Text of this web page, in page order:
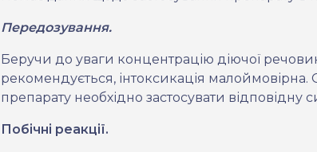
Передозування.
Беручи до уваги концентрацію діючої
рекомендується, інтоксикація малоймовірна.
препарату необхідно застосувати відповідну
Побічні реакції.